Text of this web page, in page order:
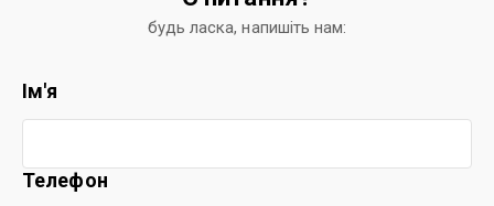
будь ласка, напишіть нам:
Ім'я
Телефон